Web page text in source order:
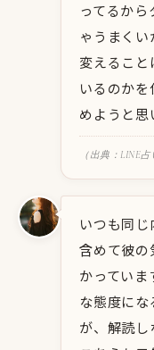
ってるか
ゃうまく
変えること
いるのか
めようと思
（出典：LINE
いつも同
含めて彼の
かっていま
な態度に
が、解読し